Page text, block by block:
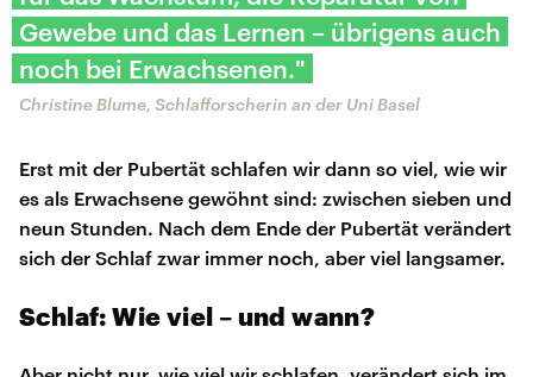
Gewebe und das Lernen – übrigens auch
noch bei Erwachsenen."
Christine Blume, Schlafforscherin an der Uni Basel
Erst mit der Pubertät schlafen wir dann so viel, wie wir
es als Erwachsene gewöhnt sind: zwischen sieben und
neun Stunden. Nach dem Ende der Pubertät verändert
sich der Schlaf zwar immer noch, aber viel langsamer.
Schlaf: Wie viel – und wann?